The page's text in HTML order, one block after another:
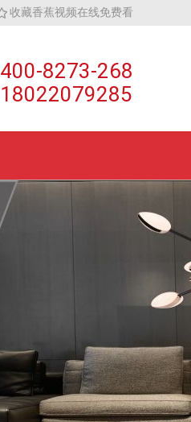
收藏香蕉视频在线免费看
400-8273-268
18022079285